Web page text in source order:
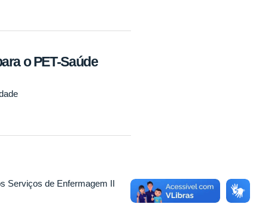
o PET-Saúde
Serviços de Enfermagem II